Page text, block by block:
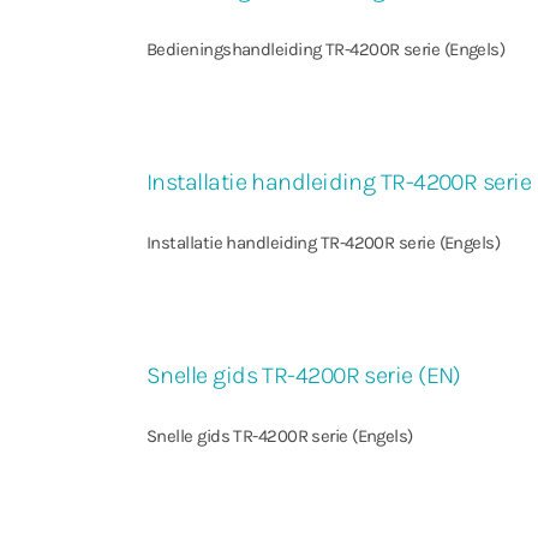
Bedieningshandleiding TR-4200R serie (Engels)
Installatie handleiding TR-4200R serie
Installatie handleiding TR-4200R serie (Engels)
Snelle gids TR-4200R serie (EN)
Snelle gids TR-4200R serie (Engels)